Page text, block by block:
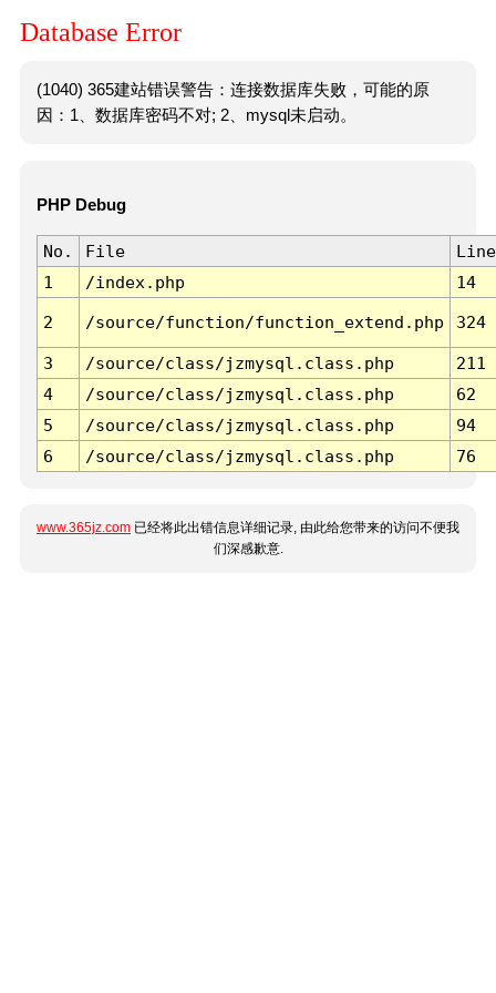
Database Error
(1040) 365建站错误警告：连接数据库失败，可能的原
因：1、数据库密码不对; 2、mysql未启动。
PHP Debug
No. File
Line
1
/index.php 14
2 /source/function/function_extend.php 324
3 /source/class/jzmysql.class.php
211
4
/source/class/jzmysql.class.php
62
5
/source/class/jzmysql.class.php
94
6
/source/class/jzmysql.class.php 76
www.365jz.com 已经将此出错信息详细记录, 由此给您带来的访问不便我
们深感歉意.